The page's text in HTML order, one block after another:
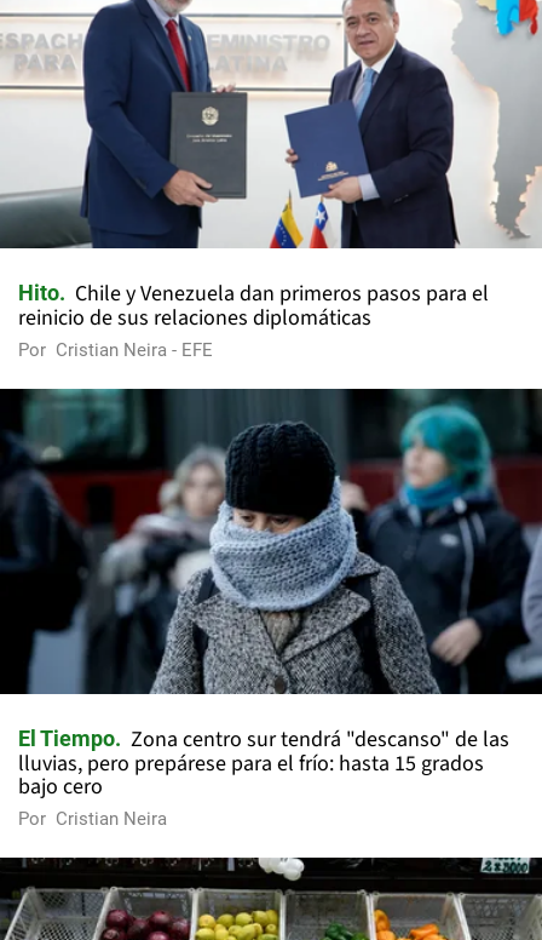
Hito
Chile y Venezuela dan primeros pasos para el
reinicio de sus relaciones diplomáticas
Por Cristian Neira - EFE
El Tiempo
Zona centro sur tendrá "descanso" de las
lluvias, pero prepárese para el frío: hasta 15 grados
bajo cero
Por Cristian Neira